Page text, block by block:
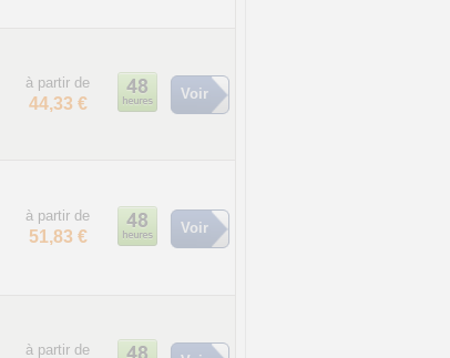
à partir de
44,33 €
Voir
à partir de
51,83 € Voir
à partir de